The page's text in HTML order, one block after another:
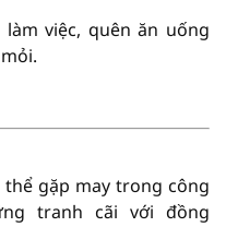
việc, quên ăn uống
gặp may trong công
tranh cãi với đồng